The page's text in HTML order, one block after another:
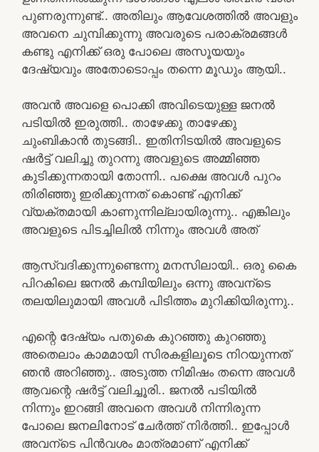
പുണരുന്നുണ്ട്.. അതിലും ആവേശത്തിൽ അവളും
അവനെ ചുമ്പിക്കുന്നു അവരുടെ പരാക്രമങ്ങൾ
കണ്ടു എനിക്ക് ഒരു പോലെ അസൂയയും
ദേഷ്യവും അതോടൊപ്പം തന്നെ മൂഡും ആയി..
അവൻ അവളെ പൊക്കി അവിടെയുള്ള ജനൽ
പടിയിൽ ഇരുത്തി.. താഴേക്കു താഴേക്കു
ചുംബികാൻ തുടങ്ങി.. ഇതിനിടയിൽ അവളുടെ
ഷർട്ട്‌ വലിച്ചു തുറന്നു അവളുടെ അമ്മിഞ്ഞ
കുടിക്കുന്നതായി തോന്നി.. പക്ഷെ അവൾ പുറം
തിരിഞ്ഞു ഇരിക്കുന്നത് കൊണ്ട് എനിക്ക്
വ്യക്തമായി കാണുന്നില്ലായിരുന്നു.. എങ്കിലും
അവളുടെ പിടച്ചിലിൽ നിന്നും അവൾ അത്
ആസ്വദിക്കുന്നുണ്ടെന്നു മനസിലായി.. ഒരു കൈ
പിറകിലെ ജനൽ കമ്പിയിലും ഒന്നു അവന്ടെ
തലയിലുമായി അവൾ പിടിത്തം മുറിക്കിയിരുന്നു..
എന്റെ ദേഷ്യം പതുകെ കുറഞ്ഞു കുറഞ്ഞു
അതെലാം കാമമായി സിരകളിലൂടെ നിറയുന്നത്
ഞൻ അറിഞ്ഞു.. അടുത്ത നിമിഷം തന്നെ അവൾ
ആവന്റെ ഷർട്ട്‌ വലിച്ചൂരി.. ജനൽ പടിയിൽ
നിന്നും ഇറങ്ങി അവനെ അവൾ നിന്നിരുന്ന
പോലെ ജനലിനോട് ചേർത്ത് നിർത്തി.. ഇപ്പോൾ
അവന്ടെ പിൻവശം മാത്രമാണ് എനിക്ക്